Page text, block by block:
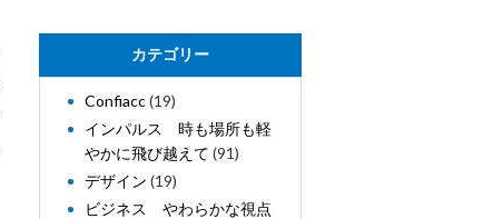
カテゴリー
Confiacc(19)
インパルス 時も場所も軽
やかに飛び越えて (91)
デザイン (19)
ビジネス やわらかな視点